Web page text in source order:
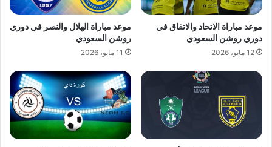
موعد مباراة الاتحاد والاتفاق في
دوري روشن السعودي
12 مايو، 2026
موعد مباراة الهلال والنصر في دوري
روشن السعودي
11 مايو، 2026